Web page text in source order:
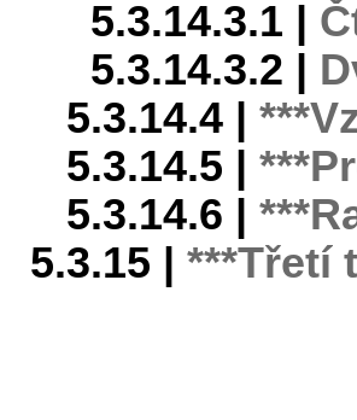
5.3.14.3.1 |
5.3.14.3.2 |
5.3.14.4 |
5.3.14.5 |
5.3.14.6 |
5.3.15 | ***Třetí